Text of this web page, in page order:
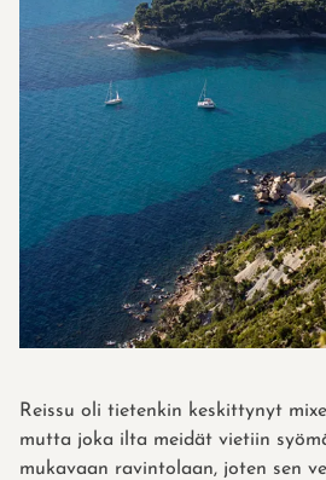
Reissu oli tietenkin keskittynyt
mutta joka ilta meidät vietiin
mukavaan ravintolaan, joten sen